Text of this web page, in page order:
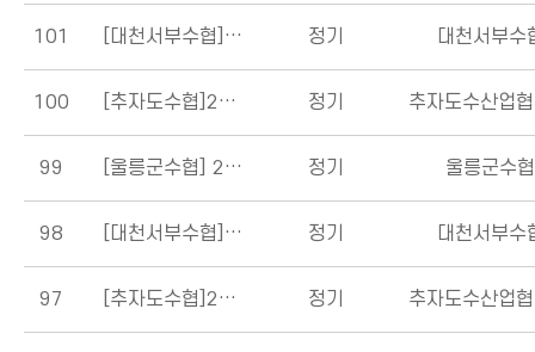
101 [대천서부수협]2024년 상반기 정기경영공시
정기 대천서부수
100 [추자도수협]2024년 상반기 정기경영고시 정기
99 [울릉군수협] 2023년 하반기 정기경영공시 정기 울릉군수협
98 [대천서부수협]2023년 하반기 경영공시
정기 대천서부수
97 [추자도수협]2023년 하반기 정기경영고시 정기